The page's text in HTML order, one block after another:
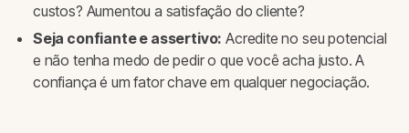
custos? Aumentou a satisfação do cliente?
Seja confiante e assertivo: Acredite no seu potencial
e não tenha medo de pedir o que você acha justo. A
confiança é um fator chave em qualquer negociação.